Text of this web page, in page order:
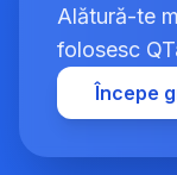
Alătură-te
folosesc
Începe